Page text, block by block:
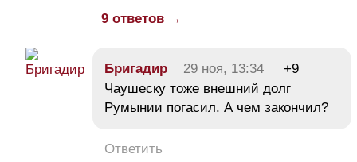
9 ответов →
Бригадир 29 ноя, 13:34
+9
Чаушеску тоже внешний долг
Румынии погасил. А чем закончил?
Ответить